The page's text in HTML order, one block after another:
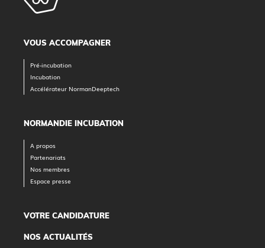
VOUS ACCOMPAGNER
Pré-incubation
Incubation
Accélérateur NormanDeeptech
NORMANDIE INCUBATION
A propos
Partenariats
Nos membres
Espace presse
VOTRE CANDIDATURE
NOS ACTUALITÉS